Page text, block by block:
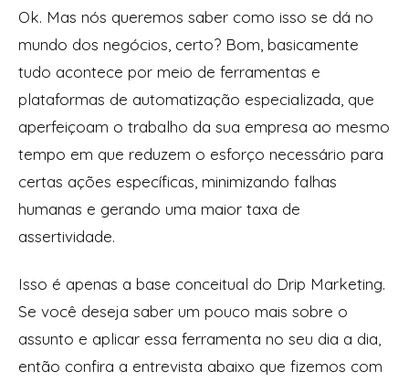
Ok. Mas nós queremos saber como isso se dá no
mundo dos negócios, certo? Bom, basicamente
tudo acontece por meio de ferramentas e
plataformas de automatização especializada, que
aperfeiçoam o trabalho da sua empresa ao mesmo
tempo em que reduzem o esforço necessário para
certas ações específicas, minimizando falhas
humanas e gerando uma maior taxa de
assertividade.
Isso é apenas a base conceitual do Drip Marketing.
Se você deseja saber um pouco mais sobre o
assunto e aplicar essa ferramenta no seu dia a dia,
então confira a entrevista abaixo que fizemos com